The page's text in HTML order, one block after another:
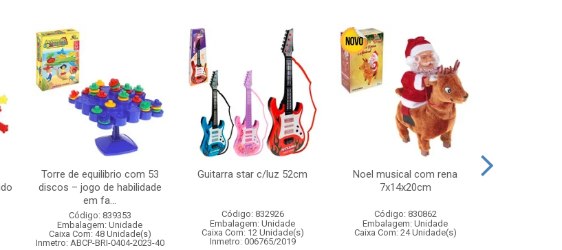
Torre de equilibrio com 53
discos – jogo de habilidade
em fa...
Código: 839353
Embalagem: Unidade
Caixa Com: 48 Unidade(s)
Inmetro: ABCP-BRI-0404-2023-40
Guitarra star c/luz 52cm
Código: 832926
Embalagem: Unidade
Caixa Com: 12 Unidade(s)
Inmetro: 006765/2019
Noel musical com rena
7x14x20cm
Código: 830862
Embalagem: Unidade
Caixa Com: 24 Unidade(s)